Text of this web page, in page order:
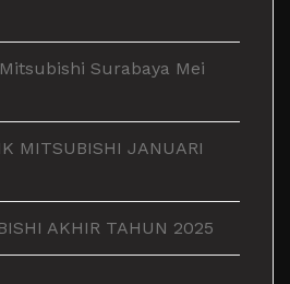
Surabaya Mei
MITSUBISHI JANUARI
AKHIR TAHUN 2025